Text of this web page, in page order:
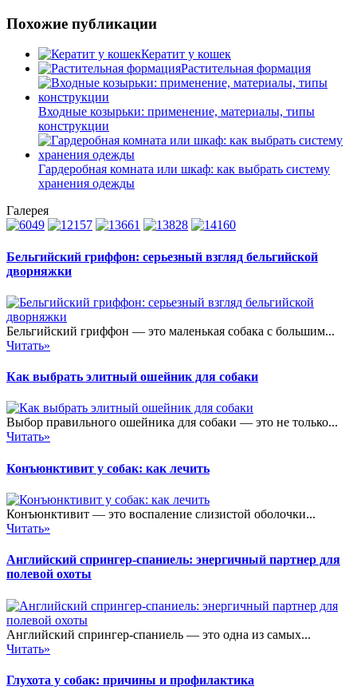
Похожие публикации
Кератит у кошек
Растительная формация
Входные козырьки: применение, материалы, типы
конструкции
Гардеробная комната или шкаф: как выбрать систему
хранения одежды
Галерея
Бельгийский гриффон: серьезный взгляд бельгийской
дворняжки
Бельгийский гриффон — это маленькая собака с большим...
Читать»
Как выбрать элитный ошейник для собаки
Выбор правильного ошейника для собаки — это не только...
Читать»
Конъюнктивит у собак: как лечить
Конъюнктивит — это воспаление слизистой оболочки...
Читать»
Английский спрингер-спаниель: энергичный партнер для
полевой охоты
Английский спрингер-спаниель — это одна из самых...
Читать»
Глухота у собак: причины и профилактика